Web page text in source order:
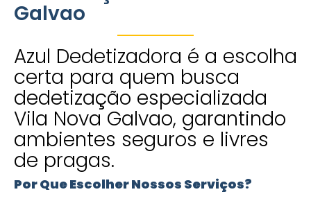
Galvao
Azul Dedetizadora é a escolha
certa para quem busca
dedetização especializada
Vila Nova Galvao, garantindo
ambientes seguros e livres
de pragas.
Por Que Escolher Nossos Serviços?